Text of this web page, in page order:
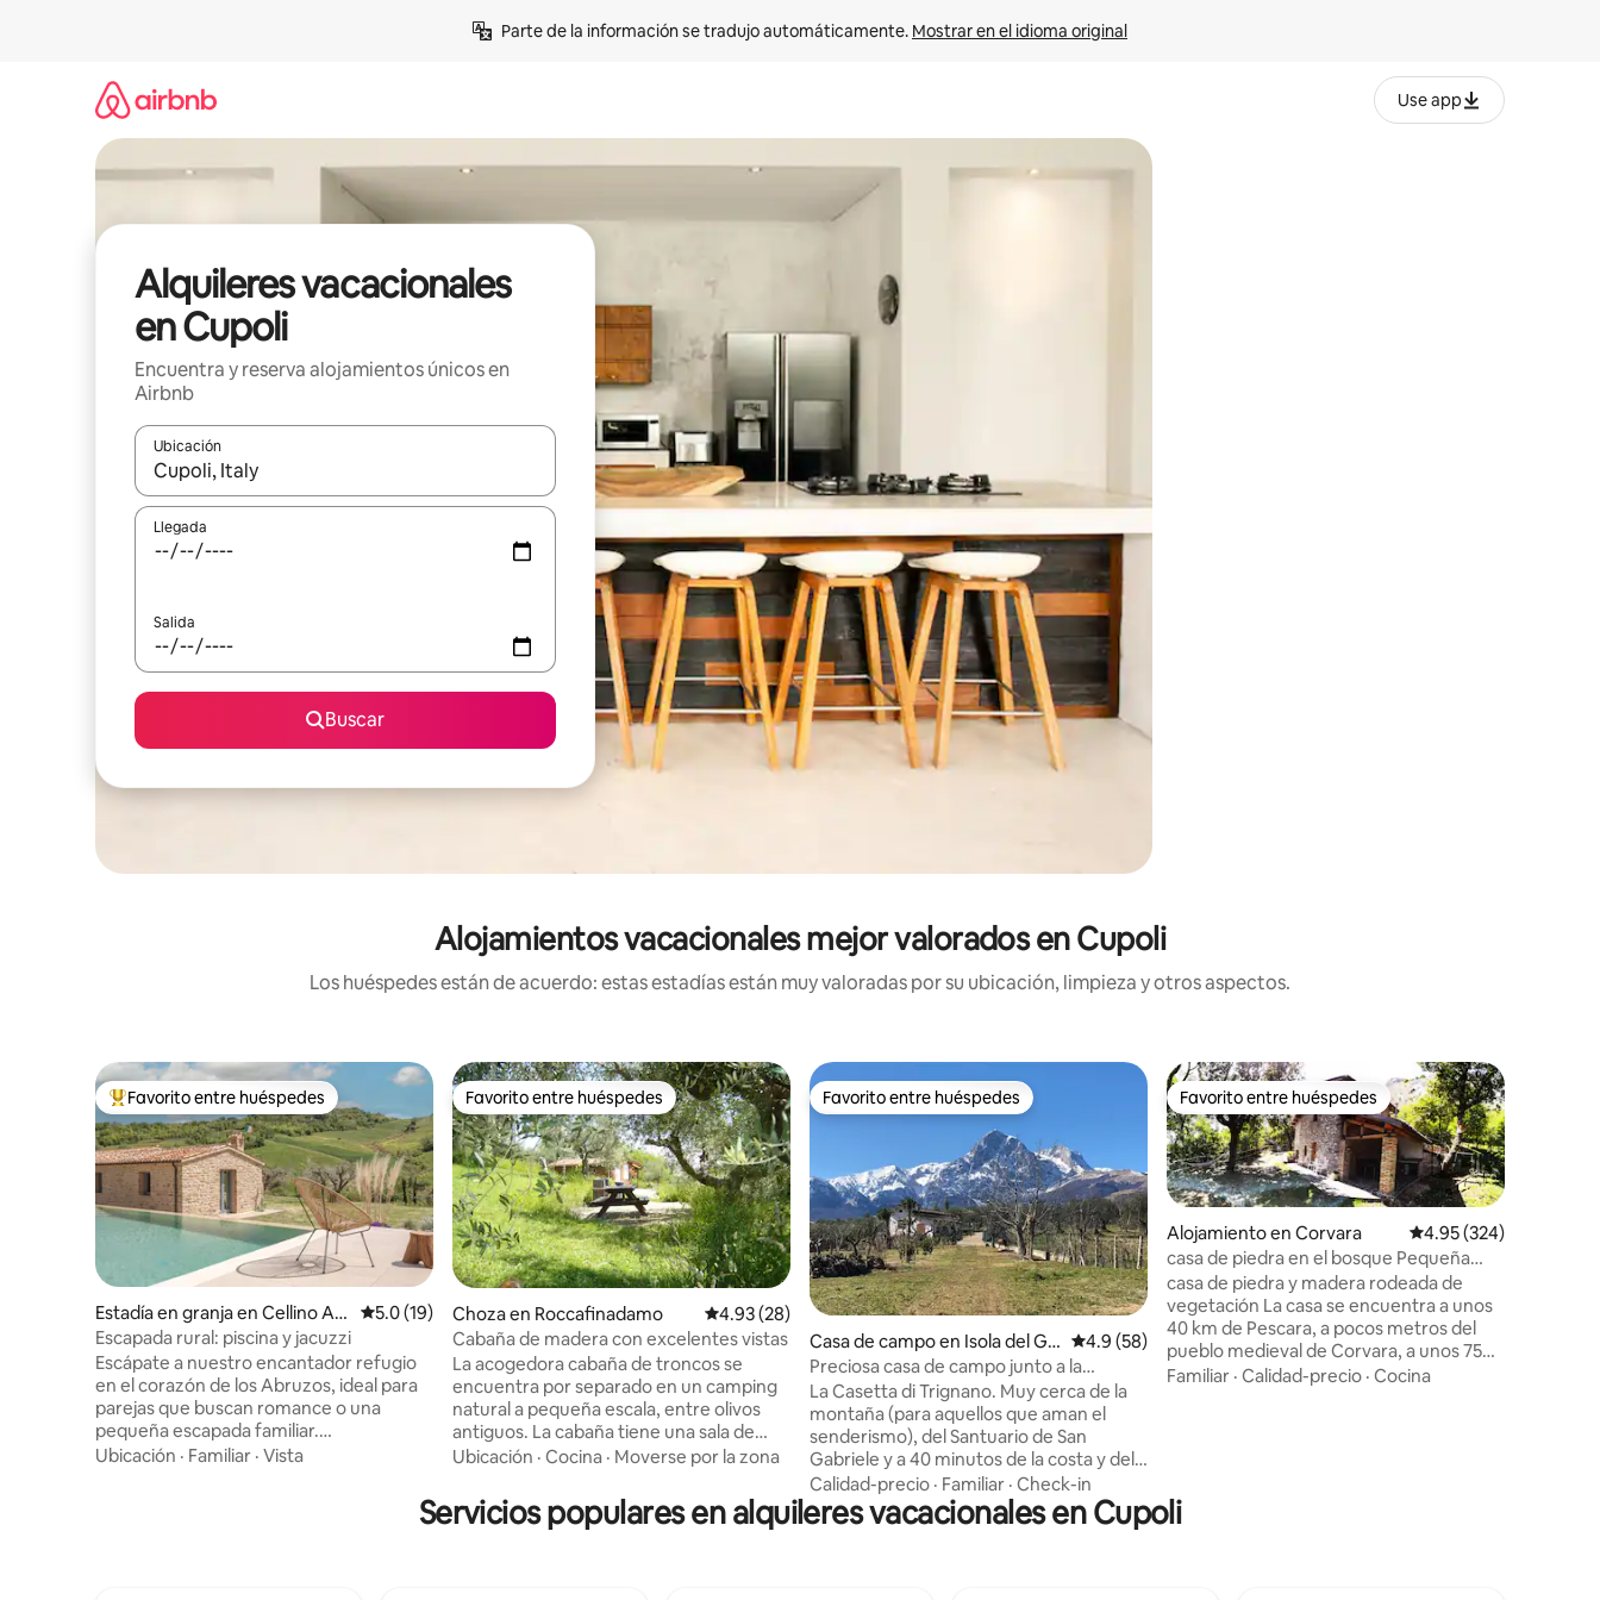
Parte de la información se tradujo automáticamente. Mostrar en el idioma original
Use app
Alquileres vacacionales
en Cupoli
Encuentra y reserva alojamientos únicos en
Airbnb
Ubicación
Cuando los resultados estén disponibles, navega con las teclas de flecha hacia arriba y hacia abajo o explora con el tacto o desliza el dedo.
Llegada
Salida
Buscar
Alojamientos vacacionales mejor valorados en Cupoli
Los huéspedes están de acuerdo: estas estadías están muy valoradas por su ubicación, limpieza y otros aspectos.
Favorito entre huéspedes preferido
Favorito entre huéspedes
Estadía en granja en Cellino Att
anasio
Calificación promedio: 5.0 de 5, 19 reseñas
5.0 (19)
Escapada rural: piscina y jacuzzi
Escápate a nuestro encantador refugio
en el corazón de los Abruzos, ideal para
parejas que buscan romance o una
pequeña escapada familiar.
Perfectamente situado entre el mar y las
Ubicación · Familiar · Vista
Favorito entre huéspedes
Favorito entre huéspedes
Choza en Roccafinadamo Calificación promedio: 4.93 de 5, 28 reseñas
4.93 (28)
Cabaña de madera con excelentes vistas
La acogedora cabaña de troncos se
encuentra por separado en un camping
natural a pequeña escala, entre olivos
antiguos. La cabaña tiene una sala de
estar que incluye una cocina pequeña y
Alrededor de la cabaña puedes ver los
picos del Gran Sasso a un lado y las altas
Ubicación · Cocina · Moverse por la zona
Favorito entre huéspedes
Favorito entre huéspedes
Casa de campo en Isola del Gr
an Sasso D'italia
Calificación promedio: 4.9 de 5, 58 reseñas
4.9 (58)
Preciosa casa de campo junto a la
montaña Gran Sasso.
La Casetta di Trignano. Muy cerca de la
montaña (para aquellos que aman el
senderismo), del Santuario de San
Gabriele y a 40 minutos de la costa y del
Adriático. A 1 hora de Pescara, a 2 horas
de Pescara, a 2 horas, de los aeropuertos
de Roma, en coche o autobús. La
Calidad-precio · Familiar · Check-in
Favorito entre huéspedes
Favorito entre huéspedes
Alojamiento en Corvara Calificación promedio:
4.95 (324)
casa de piedra en el bosque Pequeña
casa en el bosque
casa de piedra y madera rodeada de
vegetación La casa se encuentra a unos
40 km de Pescara, a pocos metros del
pueblo medieval de Corvara, a unos 750
metros sobre el nivel del mar. Está
permiten paseos relajantes Desde
Familiar · Calidad-precio · Cocina
Servicios populares en alquileres vacacionales en Cupoli